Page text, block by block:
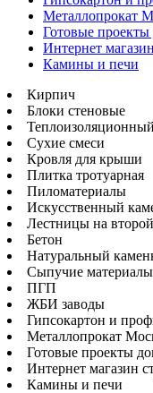
Металлопрокат
Готовые проекты
Интернет
Камины и печи
Кирпич
Блоки стеновые
Сухие смеси
Кровля для крыши
Плитка тротуарная
Пиломатериалы
Искусственный
Лестницы на
Бетон
Натуральный
Сыпучие материалы
ПГП
ЖБИ заводы
Гипсокартон и
Металлопрокат
Готовые проекты
Интернет магазин
Камины и печи